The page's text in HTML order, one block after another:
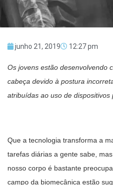
junho 21, 2019 12:27 pm
Os jovens estão desenvolvendo
cabeça devido à postura
atribuídas ao uso de dispositivos
Que a tecnologia transforma a
tarefas diárias a gente sabe,
nosso corpo é bastante
campo da biomecânica estão